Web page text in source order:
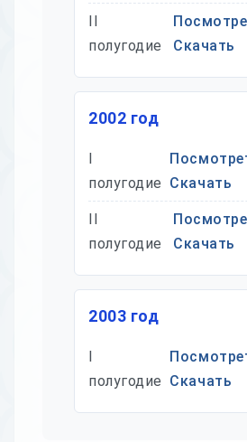
II
полугодие
Скачать
2002 год
I
полугодие Скачать
II
полугодие
Скачать
2003 год
I
полугодие Скачать